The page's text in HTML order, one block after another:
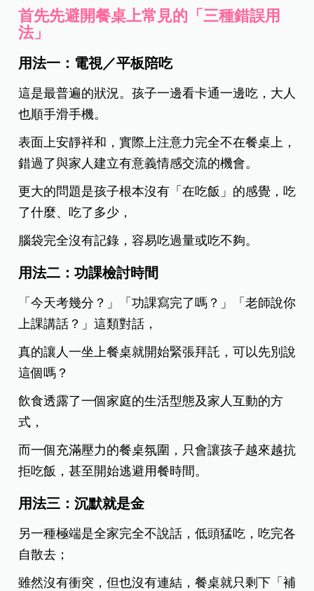
首先先避開餐桌上常見的「三種錯誤用
法」
用法一：電視／平板陪吃
這是最普遍的狀況。孩子一邊看卡通一邊吃，大人
也順手滑手機。
表面上安靜祥和，實際上注意力完全不在餐桌上，
錯過了與家人建立有意義情感交流的機會。
更大的問題是孩子根本沒有「在吃飯」的感覺，吃
了什麼、吃了多少，
腦袋完全沒有記錄，容易吃過量或吃不夠。
用法二：功課檢討時間
「今天考幾分？」「功課寫完了嗎？」「老師說你
上課講話？」這類對話，
真的讓人一坐上餐桌就開始緊張拜託，可以先別說
這個嗎？
飲食透露了一個家庭的生活型態及家人互動的方
式，
而一個充滿壓力的餐桌氛圍，只會讓孩子越來越抗
拒吃飯，甚至開始逃避用餐時間。
用法三：沉默就是金
另一種極端是全家完全不說話，低頭猛吃，吃完各
自散去；
雖然沒有衝突，但也沒有連結，餐桌就只剩下「補